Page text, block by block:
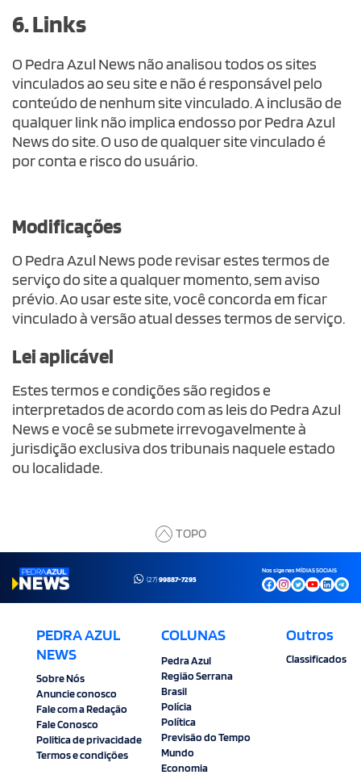
6. Links
O Pedra Azul News não analisou todos os sites
vinculados ao seu site e não é responsável pelo
conteúdo de nenhum site vinculado. A inclusão de
qualquer link não implica endosso por Pedra Azul
News do site. O uso de qualquer site vinculado é
por conta e risco do usuário.
Modificações
O Pedra Azul News pode revisar estes termos de
serviço do site a qualquer momento, sem aviso
prévio. Ao usar este site, você concorda em ficar
vinculado à versão atual desses termos de serviço.
Lei aplicável
Estes termos e condições são regidos e
interpretados de acordo com as leis do Pedra Azul
News e você se submete irrevogavelmente à
jurisdição exclusiva dos tribunais naquele estado
ou localidade.
TOPO
(27)99887-7295
Nos siga nas MÍDIAS SOCIAIS
PEDRA AZUL
NEWS
Sobre Nós
Anuncie conosco
Fale com a Redação
Fale Conosco
Politica de privacidade
Termos e condições
COLUNAS
Pedra Azul
Região Serrana
Brasil
Polícia
Política
Previsão do Tempo
Mundo
Economia
Outros
Classificados